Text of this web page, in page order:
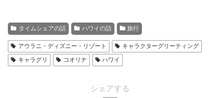
タイムシェアの話 ハワイの話 旅行
アウラニ・ディズニー・リゾート
キャラクターグリーティング
キャラグリ
コオリナ ハワイ
シェアする